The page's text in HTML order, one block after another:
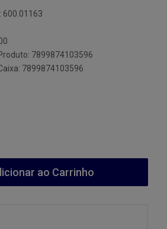
600.01163
7899874103596
7899874103596
ao Carrinho